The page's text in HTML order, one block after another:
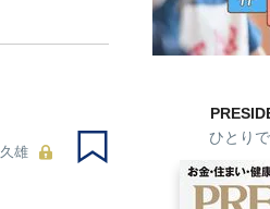
雄
ひとり